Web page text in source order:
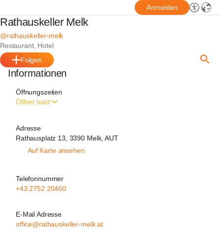
Anmelden
Rathauskeller Melk
@rathauskeller-melk
Restaurant, Hotel
Folgen
Informationen
Öffnungszeiten
Öffnet bald
Adresse
Rathausplatz 13, 3390 Melk, AUT
Auf Karte ansehen
Telefonnummer
+43 2752 20460
E-Mail Adresse
office@rathauskeller-melk.at